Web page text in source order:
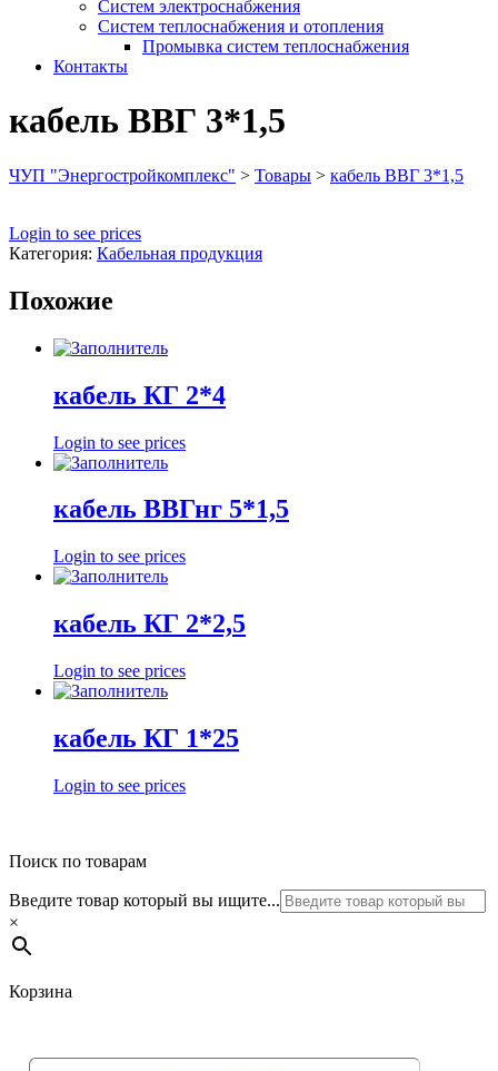
Систем электроснабжения
Систем теплоснабжения и отопления
Промывка систем теплоснабжения
Контакты
кабель ВВГ 3*1,5
ЧУП "Энергостройкомплекс" > Товары > кабель ВВГ 3*1,5
Login to see prices
Категория: Кабельная продукция
Похожие
кабель КГ 2*4
Login to see prices
кабель ВВГнг 5*1,5
Login to see prices
кабель КГ 2*2,5
Login to see prices
кабель КГ 1*25
Login to see prices
Поиск по товарам
Введите товар который вы ищите...
×
Корзина